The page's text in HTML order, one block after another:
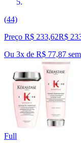
(44)
Preço R$ 233,62R$
Ou 3x de R$ 77,87
Full